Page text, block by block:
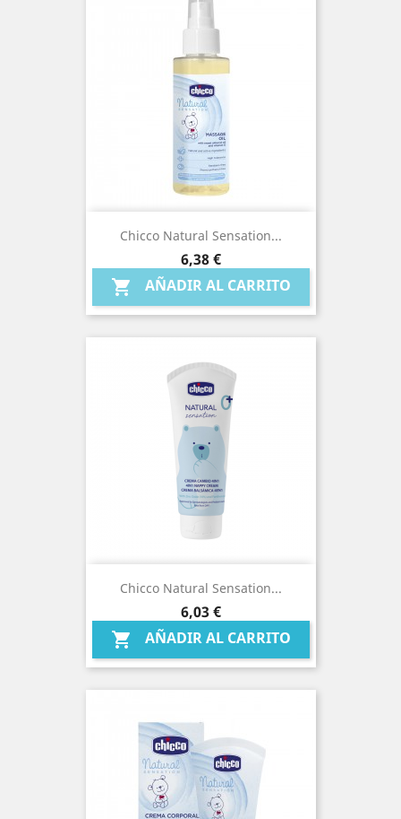
Chicco Natural Sensation...
Precio
6,38 €
 AÑADIR AL CARRITO
Chicco Natural Sensation...
Precio
6,03 €
 AÑADIR AL CARRITO